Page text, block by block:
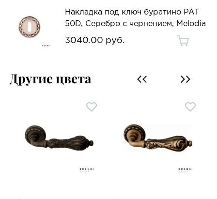
Накладка под ключ буратино PAT
50D, Серебро с чернением, Melodia
3040.00 руб.
Другие цвета